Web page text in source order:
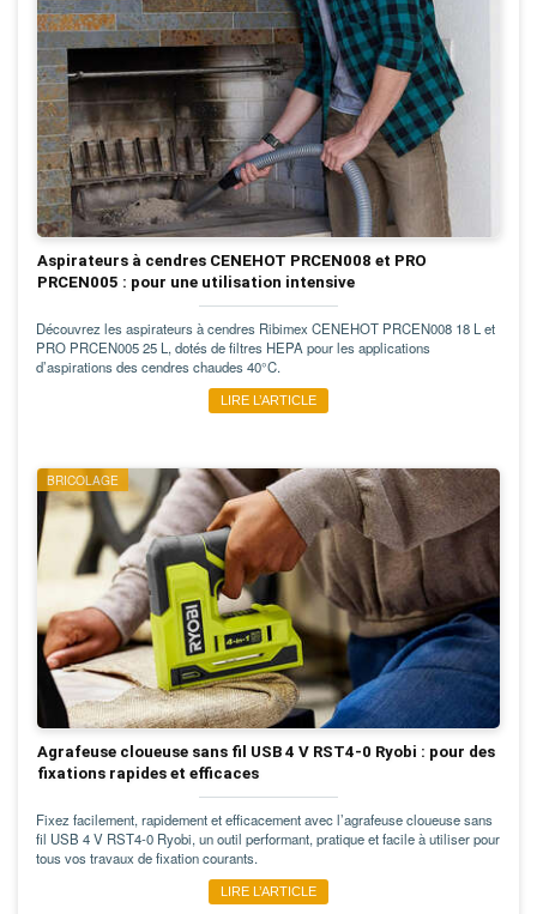
Aspirateurs à cendres CENEHOT PRCEN008 et PRO
PRCEN005 : pour une utilisation intensive
Découvrez les aspirateurs à cendres Ribimex CENEHOT PRCEN008 18 L et
PRO PRCEN005 25 L, dotés de filtres HEPA pour les applications
d’aspirations des cendres chaudes 40°C.
LIRE L’ARTICLE
BRICOLAGE
Agrafeuse cloueuse sans fil USB 4 V RST4-0 Ryobi : pour des
fixations rapides et efficaces
Fixez facilement, rapidement et efficacement avec l’agrafeuse cloueuse sans
fil USB 4 V RST4-0 Ryobi, un outil performant, pratique et facile à utiliser pour
tous vos travaux de fixation courants.
LIRE L’ARTICLE